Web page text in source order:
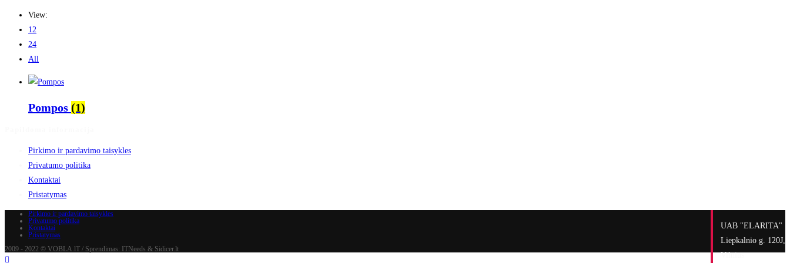
View:
12
24
All
Pompos (1)
Pirkimo ir pardavimo taisykles
Privatumo politika
Kontaktai
Pristatymas
UAB "ELARITA"
Liepkalnio g. 120J,
Vilnius
Pirkimo ir pardavimo taisykles
Privatumo politika
Kontaktai
Pristatymas
2009 - 2022 © VOBLA.lT / Sprendimas: ITNeeds & Sidicer.lt